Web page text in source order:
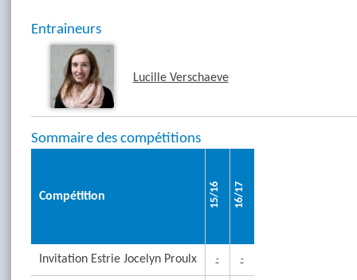
Entraineurs
Lucille Verschaeve
Sommaire des compétitions
Compétition 15/16 16/17
Invitation Estrie Jocelyn Proulx - -